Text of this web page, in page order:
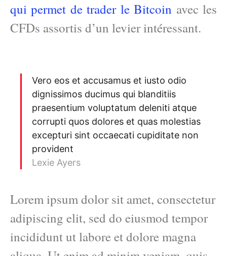
qui permet de trader le Bitcoin avec les
CFDs assortis d’un levier intéressant.
Vero eos et accusamus et iusto odio
dignissimos ducimus qui blanditiis
praesentium voluptatum deleniti atque
corrupti quos dolores et quas molestias
excepturi sint occaecati cupiditate non
provident
Lexie Ayers
Lorem ipsum dolor sit amet, consectetur
adipiscing elit, sed do eiusmod tempor
incididunt ut labore et dolore magna